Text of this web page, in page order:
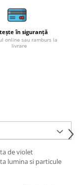
în siguranță
online sau ramburs la
livrare
de violet
lumina si particule